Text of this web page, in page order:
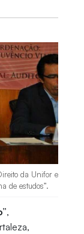
da Unifor e
de estudos”.
,